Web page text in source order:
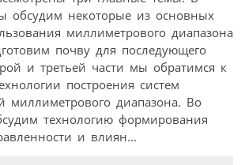
обсудим некоторые из основных
миллиметрового диапазона
почву для последующего
и третьей части мы обратимся к
построения систем
миллиметрового диапазона. Во
технологию формирования
и влиян...